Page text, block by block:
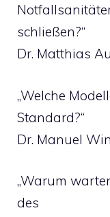
schließen?“
Dr. Matthias
„Welche
Standard?“
Dr. Manuel
„Warum
des